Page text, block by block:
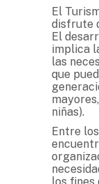
El
disfrute
El
implica
las
que
niñas).
Entre